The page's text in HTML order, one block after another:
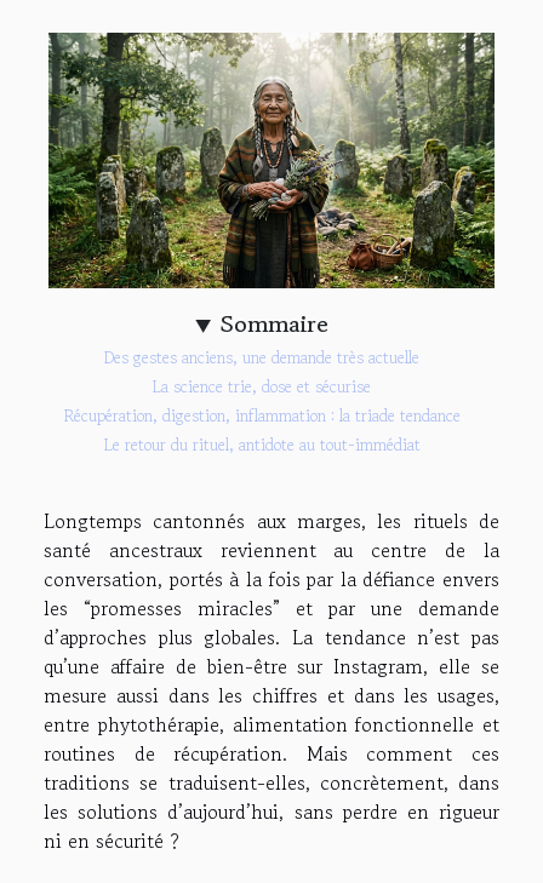
Sommaire
Des gestes anciens, une demande très actuelle
La science trie, dose et sécurise
Récupération, digestion, inflammation : la triade tendance
Le retour du rituel, antidote au tout-immédiat
Longtemps cantonnés aux marges, les rituels de
santé ancestraux reviennent au centre de la
conversation, portés à la fois par la défiance envers
les “promesses miracles” et par une demande
d’approches plus globales. La tendance n’est pas
qu’une affaire de bien-être sur Instagram, elle se
mesure aussi dans les chiffres et dans les usages,
entre phytothérapie, alimentation fonctionnelle et
routines de récupération. Mais comment ces
traditions se traduisent-elles, concrètement, dans
les solutions d’aujourd’hui, sans perdre en rigueur
ni en sécurité ?